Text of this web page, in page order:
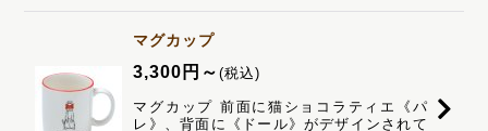
マグカップ
3,300 円 ～(税込)
マグカップ 前面に猫ショコラティエ《パ
レ》、背面に《ドール》がデザインされて